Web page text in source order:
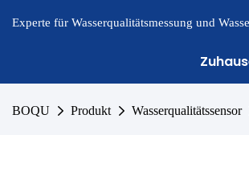
Experte für Wasserqualitätsmessung und
BOQU Produkt Wasserqualitätssensor